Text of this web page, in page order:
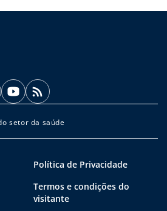
setor da saúde
Política de Privacidade
Termos e condições do
visitante